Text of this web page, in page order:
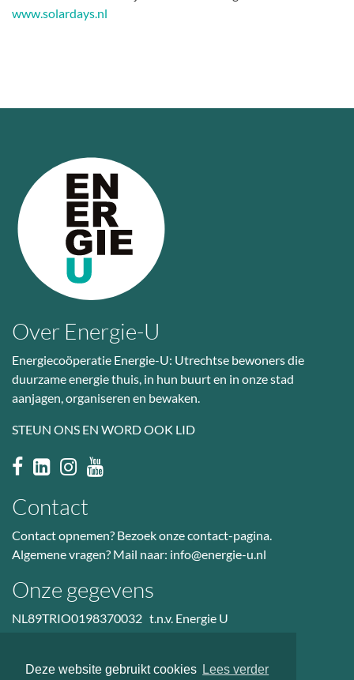
Deze website gebruikt cookies Lees verder
www.solardays.nl
Over Energie-U
Energiecoöperatie Energie-U: Utrechtse bewoners die
duurzame energie thuis, in hun buurt en in onze stad
aanjagen, organiseren en bewaken.
STEUN ONS EN WORD OOK LID
Contact
Contact opnemen? Bezoekonze contact-pagina.
Algemene vragen? Mail naar: info@energie-u.nl
Onze gegevens
NL89TRIO0198370032 t.n.v. Energie U